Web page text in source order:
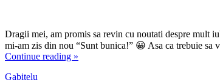
Dragii mei, am promis sa revin cu noutati despre mult
mi-am zis din nou “Sunt bunica!” 😀 Asa ca trebuie sa
Continue reading »
Gabitelu